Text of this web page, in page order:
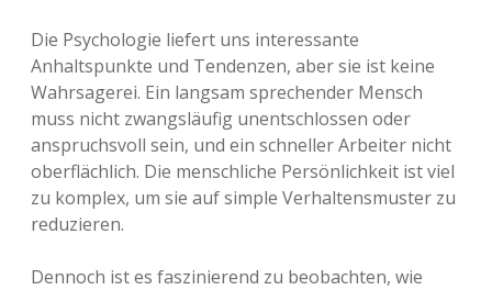
Die Psychologie liefert uns interessante
Anhaltspunkte und Tendenzen, aber sie ist keine
Wahrsagerei. Ein langsam sprechender Mensch
muss nicht zwangsläufig unentschlossen oder
anspruchsvoll sein, und ein schneller Arbeiter nicht
oberflächlich. Die menschliche Persönlichkeit ist viel
zu komplex, um sie auf simple Verhaltensmuster zu
reduzieren.
Dennoch ist es faszinierend zu beobachten, wie